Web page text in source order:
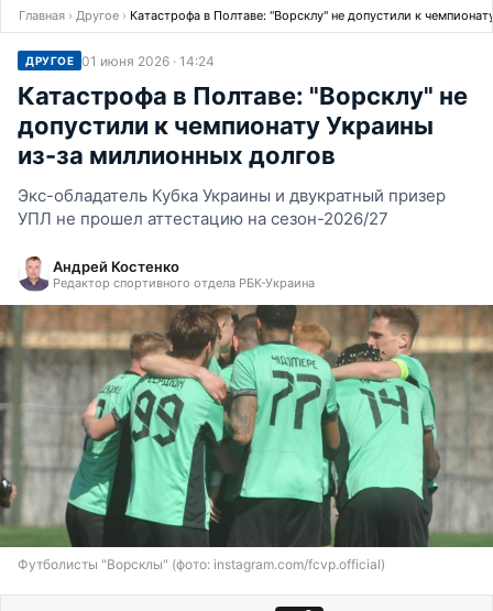
Главная › Другое › Катастрофа в Полтаве: "Ворсклу" не допустили к
ДРУГОЕ 01 июня 2026 · 14:24
Катастрофа в Полтаве: "Ворсклу" не
допустили к чемпионату Украины
из-за миллионных долгов
Экс-обладатель Кубка Украины и двукратный призер
УПЛ не прошел аттестацию на сезон-2026/27
Андрей Костенко
Редактор спортивного отдела РБК-Украина
Футболисты "Ворсклы" (фото: instagram.com/fcvp.official)